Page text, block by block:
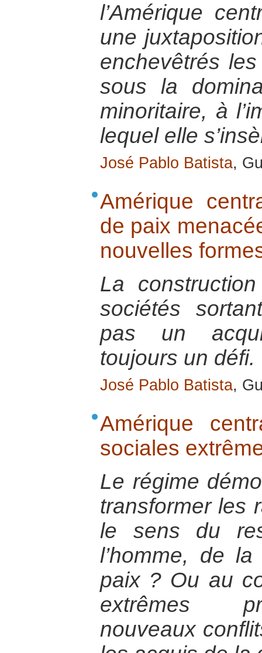
l’Amérique
une
enchevêtrés
sous la
minoritaire, à
lequel elle
José Pablo Batista,
Amérique
de paix
nouvelles
La
sociétés
pas un
toujours un défi.
José Pablo Batista,
Amérique
sociales
Le régime
transformer les
le sens du
l’homme, de
paix ? Ou au
extrêmes
nouveaux